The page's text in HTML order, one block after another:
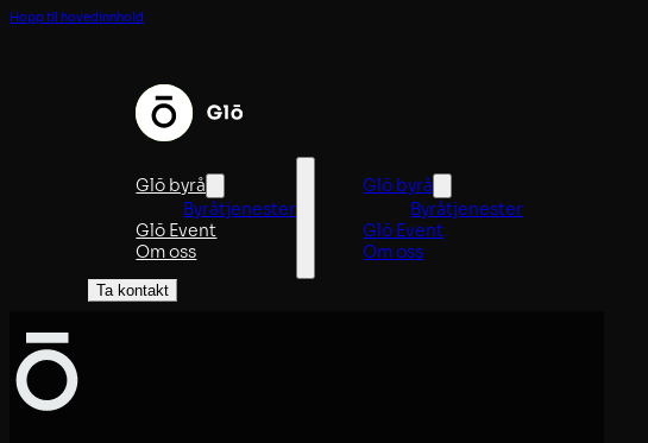
Hopp til hovedinnhold
Glö byrå
Byråtjenester
Glö Event
Om oss
Glö byrå
Byråtjenester
Glö Event
Om oss
Ta kontakt